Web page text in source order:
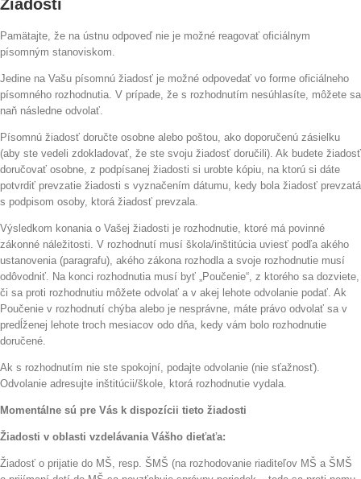
Žiadosti
Pamätajte, že na ústnu odpoveď nie je možné reagovať oficiálnym
písomným stanoviskom.
Jedine na Vašu písomnú žiadosť je možné odpovedať vo forme oficiálneho
písomného rozhodnutia. V prípade, že s rozhodnutím nesúhlasíte, môžete sa
naň následne odvolať.
Písomnú žiadosť doručte osobne alebo poštou, ako doporučenú zásielku
(aby ste vedeli zdokladovať, že ste svoju žiadosť doručili). Ak budete žiadosť
doručovať osobne, z podpísanej žiadosti si urobte kópiu, na ktorú si dáte
potvrdiť prevzatie žiadosti s vyznačením dátumu, kedy bola žiadosť prevzatá
s podpisom osoby, ktorá žiadosť prevzala.
Výsledkom konania o Vašej žiadosti je rozhodnutie, ktoré má povinné
zákonné náležitosti. V rozhodnutí musí škola/inštitúcia uviesť podľa akého
ustanovenia (paragrafu), akého zákona rozhodla a svoje rozhodnutie musí
odôvodniť. Na konci rozhodnutia musí byť „Poučenie“, z ktorého sa dozviete,
či sa proti rozhodnutiu môžete odvolať a v akej lehote odvolanie podať. Ak
Poučenie v rozhodnutí chýba alebo je nesprávne, máte právo odvolať sa v
predĺženej lehote troch mesiacov odo dňa, kedy vám bolo rozhodnutie
doručené.
Ak s rozhodnutím nie ste spokojní, podajte odvolanie (nie sťažnosť).
Odvolanie adresujte inštitúcii/škole, ktorá rozhodnutie vydala.
Momentálne sú pre Vás k dispozícii tieto žiadosti
Žiadosti v oblasti vzdelávania Vášho dieťaťa:
Žiadosť o prijatie do MŠ, resp. ŠMŠ (na rozhodovanie riaditeľov MŠ a ŠMŠ